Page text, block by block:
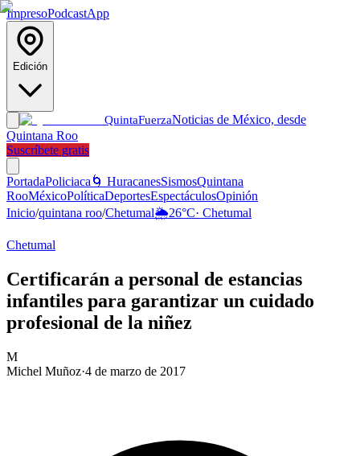
ImpresoPodcastApp
Edición
QuintaFuerzaNoticias de México, desde
Quintana Roo
Suscríbete gratis
PortadaPoliciaca 🌀 HuracanesSismosQuintana
RooMéxicoPolíticaDeportesEspectáculosOpinión
Inicio/quintana roo/Chetumal🌦️26°C· Chetumal
Chetumal
Certificarán a personal de estancias
infantiles para garantizar un cuidado
profesional de la niñez
M
Michel Muñoz·4 de marzo de 2017